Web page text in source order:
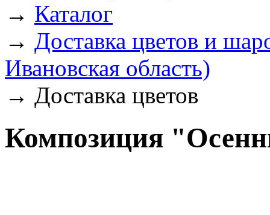
→ Каталог
→ Доставка цветов и
Ивановская область)
→ Доставка цветов
Композиция